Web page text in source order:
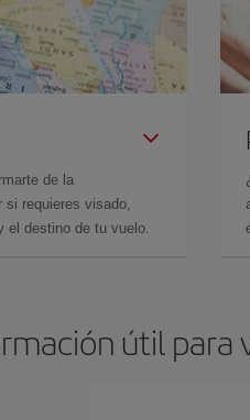
de la
si requieres visado,
el destino de tu vuelo.
útil para